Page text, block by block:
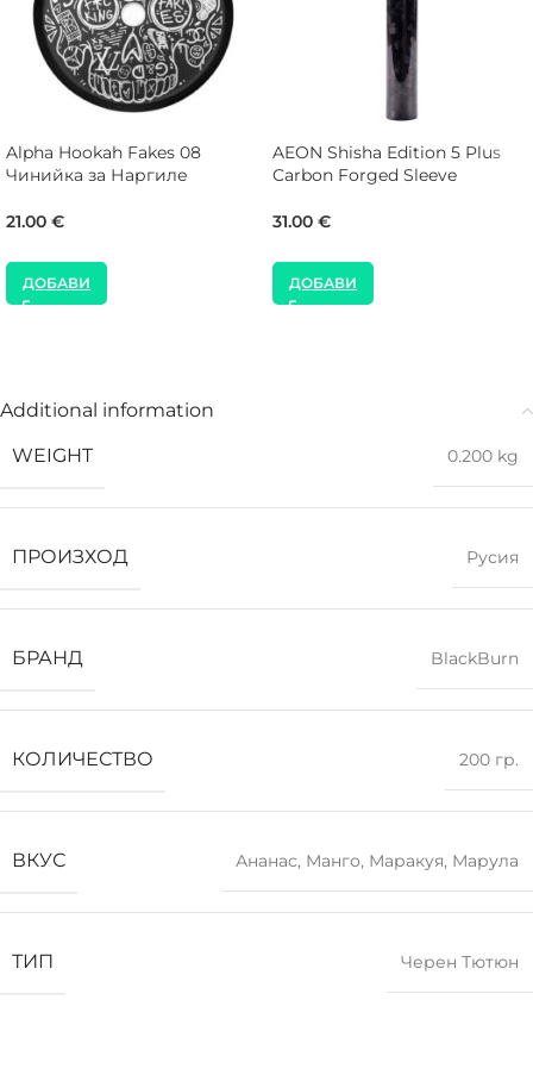
Alpha Hookah Fakes 08
Чинийка за Наргиле
21.00 €
ДОБАВИ
AEON Shisha Edition 5 Plus
Carbon Forged Sleeve
31.00 €
ДОБАВИ
Additional information
WEIGHT
0.200 kg
ПРОИЗХОД Русия
БРАНД BlackBurn
КОЛИЧЕСТВО 200 гр.
ВКУС Ананас, Манго, Маракуя, Марула
ТИП Черен Тютюн